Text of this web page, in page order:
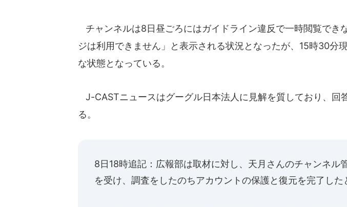
チャンネルは8日昼ごろにはガイドライン違反で一時閲覧でき
ジは利用できません」と表示される状況となったが、15時30分
な状態となっている。
J-CASTニュースはグーグル日本法人に見解を質しており、回
る。
8日18時追記：広報部は取材に対し、天月さんのチャンネル
を受け、調査をしたのちアカウントの保護と復元を完了した